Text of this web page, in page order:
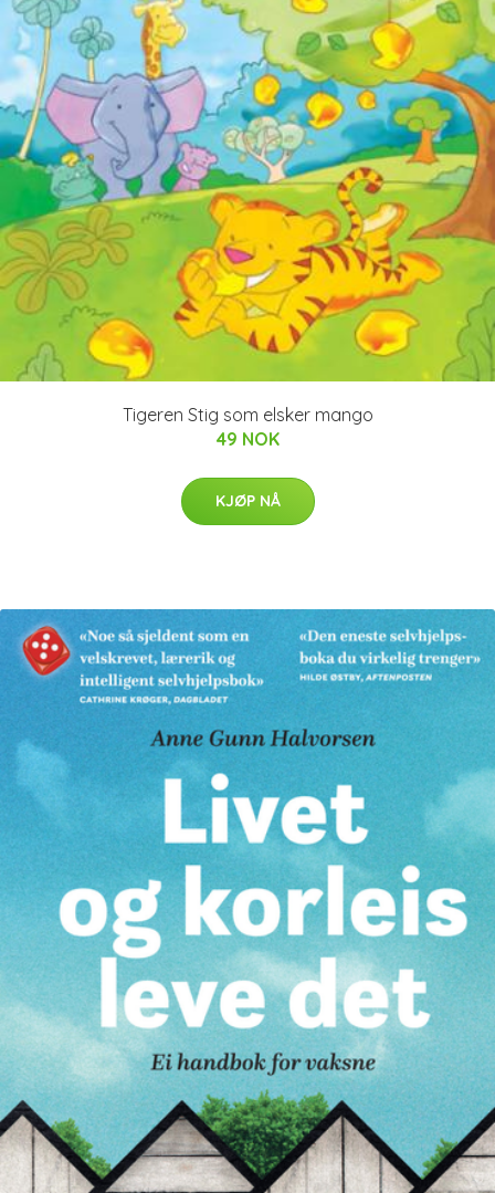
Tigeren Stig som elsker mango
49 NOK
KJØP NÅ